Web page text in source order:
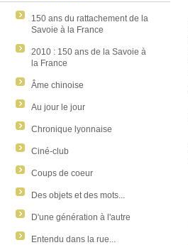
150 ans du rattachement de la
Savoie à la France
2010 : 150 ans de la Savoie à
la France
Âme chinoise
Au jour le jour
Chronique lyonnaise
Ciné-club
Coups de coeur
Des objets et des mots...
D'une génération à l'autre
Entendu dans la rue...